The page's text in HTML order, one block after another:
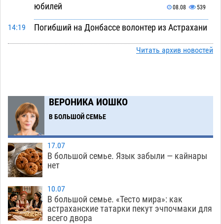
юбилей
08.08 539
14:19
Погибший на Донбассе волонтер из Астрахани
12:02
Астраханский следком помог подростку
получить зарплату за честный труд
10:51
Фаворитская ноша: астраханские
гандболисты крупно проиграли пермякам
09:00
Лидеры чеченской диаспоры в Астрахани
осудили выходку молодого лихача с улицы
Никольской
Читать архив новостей
ВЕРОНИКА ИОШКО
В БОЛЬШОЙ СЕМЬЕ
17.07
В большой семье. Язык забыли — кайнары
нет
10.07
В большой семье. «Тесто мира»: как
астраханские татарки пекут эчпочмаки для
всего двора